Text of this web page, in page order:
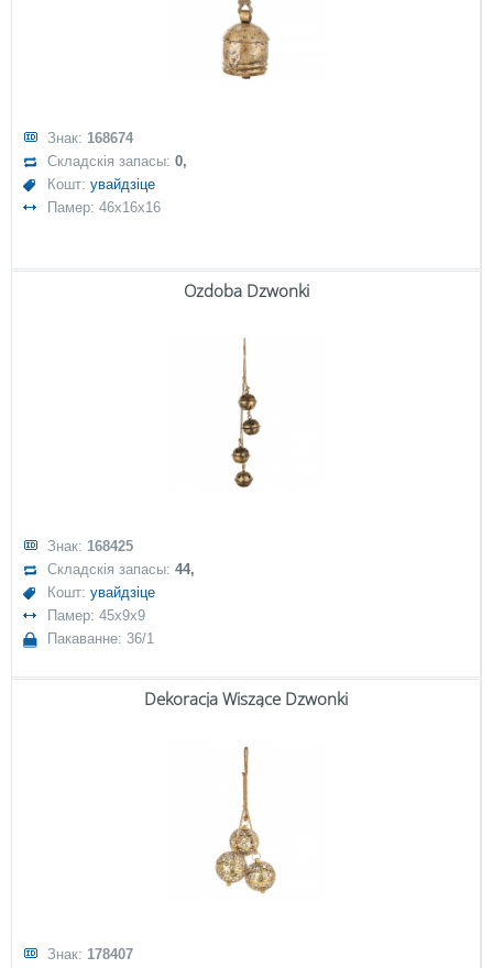
Знак: 168674
Складскія запасы:0,
Кошт:увайдзіце
Памер: 46x16x16
Ozdoba Dzwonki
Знак: 168425
Складскія запасы:44,
Кошт:увайдзіце
Памер: 45x9x9
Пакаванне: 36/1
Dekoracja Wiszące Dzwonki
Знак: 178407